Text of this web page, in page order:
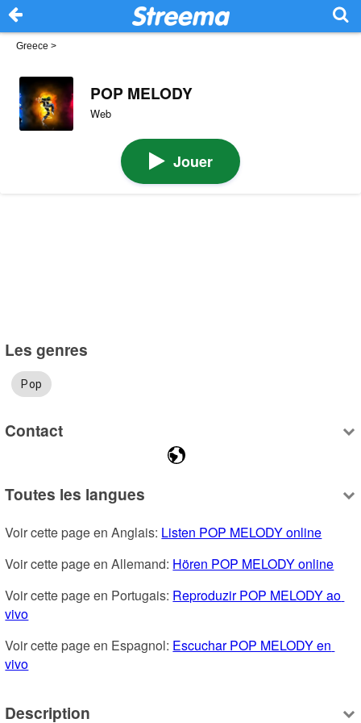
Greece >
POP MELODY
Web
Jouer
Les genres
Pop
Contact
Toutes les langues
Voir cette page en Anglais: Listen POP MELODY online
Voir cette page en Allemand: Hören POP MELODY online
Voir cette page en Portugais: Reproduzir POP MELODY ao
vivo
Voir cette page en Espagnol: Escuchar POP MELODY en
vivo
Description